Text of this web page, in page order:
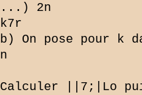
...) 2n
k7r
b) On pose pour
n
Calculer ||7;|Lo